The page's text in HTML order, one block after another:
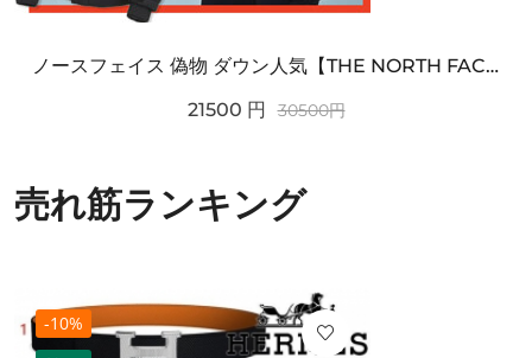
ノースフェイス 偽物 ダウン人気【THE NORTH FACE】M'S 7 SUMMIT HIM...
21500 円 30500円
売れ筋ランキング
-10%